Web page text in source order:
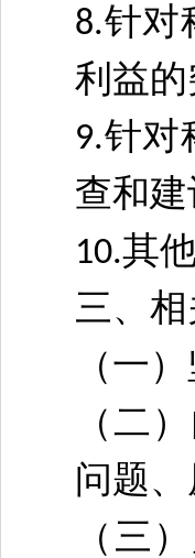
8.针对
利益
9.针对
查和建
10.其
三、
（一
（二
问题
（三